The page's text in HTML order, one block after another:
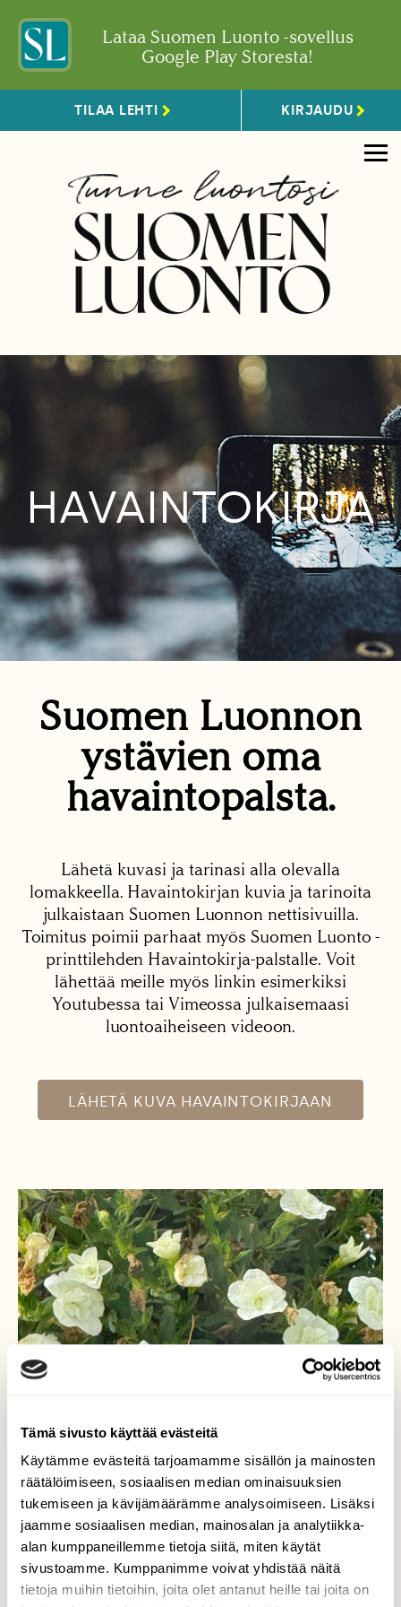
Tämä sivusto käyttää evästeitä
Käytämme evästeitä tarjoamamme sisällön ja mainosten
räätälöimiseen, sosiaalisen median ominaisuuksien
tukemiseen ja kävijämäärämme analysoimiseen. Lisäksi
jaamme sosiaalisen median, mainosalan ja analytiikka-
alan kumppaneillemme tietoja siitä, miten käytät
sivustoamme. Kumppanimme voivat yhdistää näitä
tietoja muihin tietoihin, joita olet antanut heille tai joita on
Lataa Suomen Luonto -sovellus
Google Play Storesta!
TILAA LEHTI KIRJAUDU
HAVAINTOKIRJA
Suomen Luonnon
ystävien oma
havaintopalsta.
Lähetä kuvasi ja tarinasi alla olevalla
lomakkeella. Havaintokirjan kuvia ja tarinoita
julkaistaan Suomen Luonnon nettisivuilla.
Toimitus poimii parhaat myös Suomen Luonto -
printtilehden Havaintokirja-palstalle. Voit
lähettää meille myös linkin esimerkiksi
Youtubessa tai Vimeossa julkaisemaasi
luontoaiheiseen videoon.
LÄHETÄ KUVA HAVAINTOKIRJAAN